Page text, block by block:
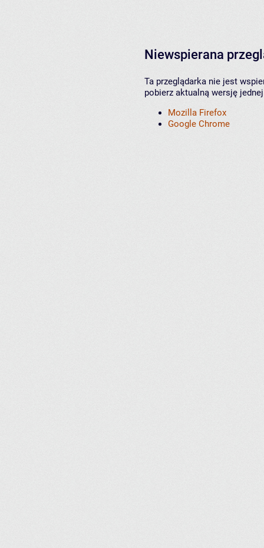
Niewspierana
Ta przeglądarka nie jest
pobierz aktualną wersję
Mozilla Firefox
Google Chrome